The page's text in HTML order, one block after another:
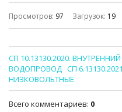
Просмотров: 97 Загрузок: 19
СП 10.13130.2020.
ВОДОПРОВОД СП
НИЗКОВОЛЬТНЫЕ
Всего комментариев: 0